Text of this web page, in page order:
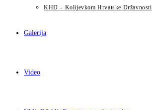
KHD – Kolijevkom Hrvatske Državnosti
Galerija
Video